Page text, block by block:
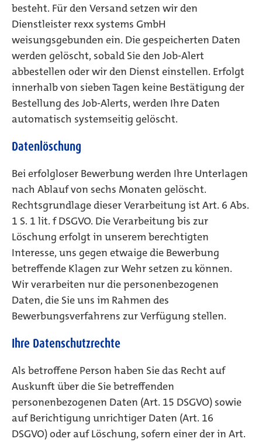
besteht. Für den Versand setzen wir den
Dienstleister rexx systems GmbH
weisungsgebunden ein. Die gespeicherten Daten
werden gelöscht, sobald Sie den Job-Alert
abbestellen oder wir den Dienst einstellen. Erfolgt
innerhalb von sieben Tagen keine Bestätigung der
Bestellung des Job-Alerts, werden Ihre Daten
automatisch systemseitig gelöscht.
Datenlöschung
Bei erfolgloser Bewerbung werden Ihre Unterlagen
nach Ablauf von sechs Monaten gelöscht.
Rechtsgrundlage dieser Verarbeitung ist Art. 6 Abs.
1 S. 1 lit. f DSGVO. Die Verarbeitung bis zur
Löschung erfolgt in unserem berechtigten
Interesse, uns gegen etwaige die Bewerbung
betreffende Klagen zur Wehr setzen zu können.
Wir verarbeiten nur die personenbezogenen
Daten, die Sie uns im Rahmen des
Bewerbungsverfahrens zur Verfügung stellen.
Ihre Datenschutzrechte
Als betroffene Person haben Sie das Recht auf
Auskunft über die Sie betreffenden
personenbezogenen Daten (Art. 15 DSGVO) sowie
auf Berichtigung unrichtiger Daten (Art. 16
DSGVO) oder auf Löschung, sofern einer der in Art.